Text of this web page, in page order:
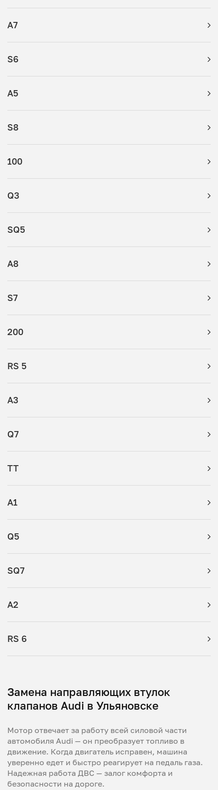
A7
S6
A5
S8
100
Q3
SQ5
A8
S7
200
RS 5
A3
Q7
TT
A1
Q5
SQ7
A2
RS 6
Замена направляющих втулок
клапанов Audi в Ульяновске
Мотор отвечает за работу всей силовой части
автомобиля Audi — он преобразует топливо в
движение. Когда двигатель исправен, машина
уверенно едет и быстро реагирует на педаль газа.
Надежная работа ДВС — залог комфорта и
безопасности на дороге.